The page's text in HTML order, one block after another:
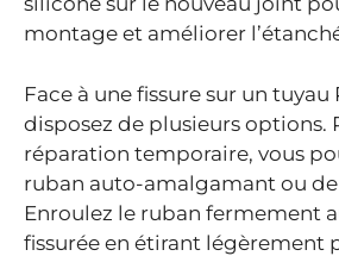
montage et améliorer
Face à une fissure sur un tuyau
disposez de plusieurs options.
réparation temporaire, vous
ruban auto-amalgamant ou de
Enroulez le ruban fermement
fissurée en étirant légèrement